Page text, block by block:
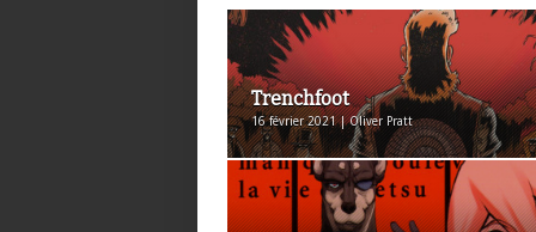
Trenchfoot
16 février 2021 | Oliver Pratt